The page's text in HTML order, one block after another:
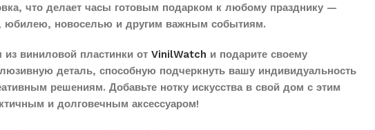
что делает часы готовым подарком к любому празднику —
юбилею, новоселью и другим важным событиям.
виниловой пластинки от VinilWatch и подарите своему
деталь, способную подчеркнуть вашу индивидуальность
решениям. Добавьте нотку искусства в свой дом с этим
и долговечным аксессуаром!